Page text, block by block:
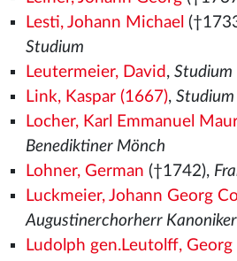
Lesti, Johann Michael
Studium
Leutermeier, David , Studium
Link, Kaspar (1667), Studium
Locher, Karl Emmanuel
Benediktiner Mönch
Lohner, German (†1742),
Luckmeier, Johann Georg
Augustinerchorherr
Ludolph gen.Leutolff,